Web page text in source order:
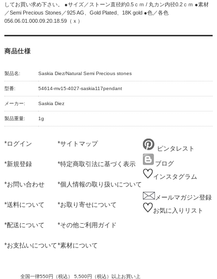
してお買い求め下さい。 ●サイズ／ストーン直径約0.5ｃｍ / 丸カン内径0.2ｃｍ ●素材
／Semi Precious Stones／925 AG、Gold Plated、18K gold ●色／各色
056.06.01.000.09.20.18.59（ｘ）
商品仕様
製品名: Saskia Diez/Natural Semi Precious stones
型番: 54614-mv15-4027-saskia117pendant
メーカー: Saskia Diez
製品重量: 1g
*ログイン
*新規登録
*お問い合わせ
*送料について
*配送について
*お支払いについて
*サイトマップ
*特定商取引法に基づく表示
*個人情報の取り扱いについて
*お取り寄せについて
*その他ご利用ガイド
*素材について
ピンタレスト
ブログ
インスタグラム
メールマガジン登録
お気に入りリスト
全国一律550円（税込） 5,500円（税込）以上お買い上